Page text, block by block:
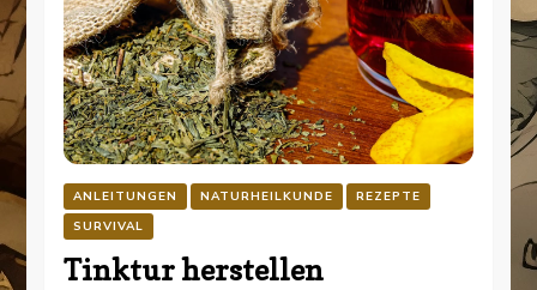
ANLEITUNGEN NATURHEILKUNDE
REZEPTE
SURVIVAL
Tinktur herstellen